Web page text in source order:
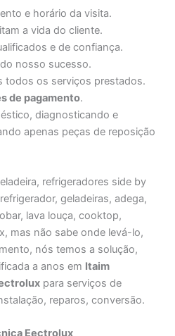
e horário da visita.
a vida do cliente.
e de confiança.
nosso sucesso.
todos os serviços prestados.
de pagamento.
diagnosticando e
apenas peças de reposição
refrigeradores side by
geladeiras, adega,
lava louça, cooktop,
mas não sabe onde levá-lo,
nós temos a solução,
a anos em Itaim
para serviços de
reparos, conversão.
Eectrolux